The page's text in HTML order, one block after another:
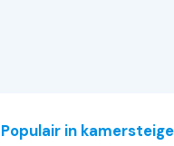
Populair in